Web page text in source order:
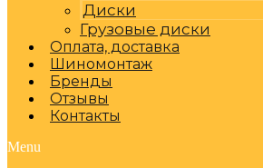
Диски
Грузовые диски
Оплата, доставка
Шиномонтаж
Бренды
Отзывы
Контакты
Menu